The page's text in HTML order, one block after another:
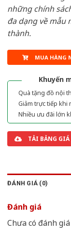
những chính
đa dạng về mẫu
thành.
MUA HÀNG
Khuyến
Quà tặng đồ nội
Giảm trực tiếp khi
Nhiều ưu đãi lớn
TẢI BẢNG GIÁ
ĐÁNH GIÁ (0)
Đánh giá
Chưa có đánh